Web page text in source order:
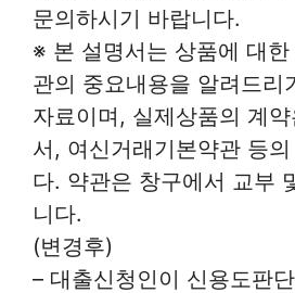
문의하시기 바랍니다.
※ 본 설명서는 상품에 대
관의 중요내용을 알려드리
자료이며, 실제상품의 계
서, 여신거래기본약관 등
다. 약관은 창구에서 교부
니다.
(변경후)
– 대출신청인이 신용도판